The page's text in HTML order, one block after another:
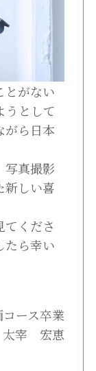
とがない
うとして
がら日本
写真撮影
新しい喜
くださ
たら幸い
ース卒業
太宰 宏恵